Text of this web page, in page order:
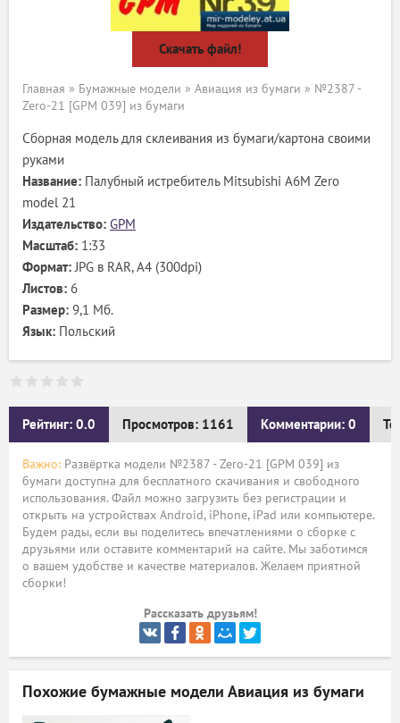
Скачать файл!
Главная » Бумажные модели » Авиация из бумаги » №2387 -
Zero-21 [GPM 039] из бумаги
Сборная модель для склеивания из бумаги/картона своими
руками
Название: Палубный истребитель Mitsubishi A6M Zero
model 21
Издательство: GPM
Масштаб: 1:33
Формат:JPG в RAR, А4 (300dpi)
Листов: 6
Размер: 9,1 Мб.
Язык: Польский
Рейтинг: 0.0 Просмотров: 1161 Комментарии: 0
Важно: Развёртка модели №2387 - Zero-21 [GPM 039] из
бумаги доступна для бесплатного скачивания и свободного
использования. Файл можно загрузить без регистрации и
открыть на устройствах Android, iPhone, iPad или компьютере.
Будем рады, если вы поделитесь впечатлениями о сборке с
друзьями или оставите комментарий на сайте. Мы заботимся
о вашем удобстве и качестве материалов. Желаем приятной
сборки!
Рассказать друзьям!
Похожие бумажные модели Авиация из бумаги